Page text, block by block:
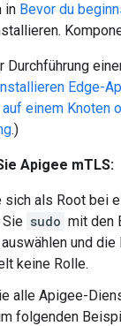
in Bevor du
Durchführung
Edge-
einem Knoten
.)
Apigee mTLS:
sich als Root bei
sudo mit den
und
keine Rolle.
alle Apigee-
folgenden